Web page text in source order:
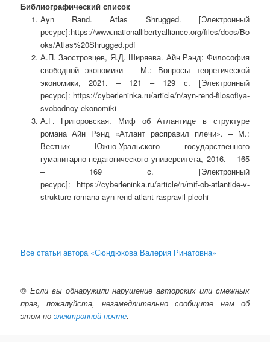
Библиографический список
Ayn Rand. Atlas Shrugged. [Электронный
ресурс]:https://www.nationallibertyalliance.org/files/docs/Bo
oks/Atlas%20Shrugged.pdf
А.П. Заостровцев, Я.Д. Ширяева. Айн Рэнд: Философия
свободной экономики – М.: Вопросы теоретической
экономики, 2021. – 121 – 129 с. [Электронный
ресурс]: https://cyberleninka.ru/article/n/ayn-rend-filosofiya-
svobodnoy-ekonomiki
А.Г. Григоровская. Миф об Атлантиде в структуре
романа Айн Рэнд «Атлант расправил плечи». – М.:
Вестник Южно-Уральского государственного
гуманитарно-педагогического университета, 2016. – 165
– 169 с. [Электронный
ресурс]: https://cyberleninka.ru/article/n/mif-ob-atlantide-v-
strukture-romana-ayn-rend-atlant-raspravil-plechi
Все статьи автора «Сюндюкова Валерия Ринатовна»
© Если вы обнаружили нарушение авторских или смежных
прав, пожалуйста, незамедлительно сообщите нам об
этом поэлектронной почте.